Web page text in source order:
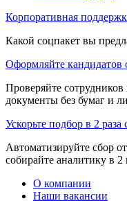
Корпоративная
Какой соцпакет вы
Оформляйте кандидатов
Проверяйте
документы без бумаг и
Ускорьте подбор в 2 раза
Автоматизируйте сбор
собирайте аналитику в 2
О компании
Наши вакансии